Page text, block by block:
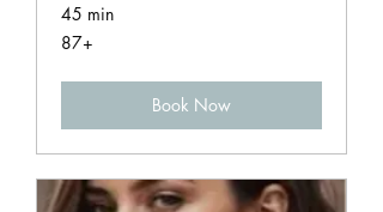
45 min
87+
87+
Book Now